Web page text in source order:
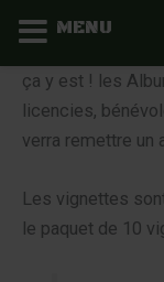
Aller
contenu
ça y est ! les
licencies,
verra remettre un
Les vignettes
le paquet de 10
MENU